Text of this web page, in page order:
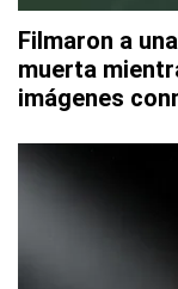
Filmaron a
muerta
imágenes